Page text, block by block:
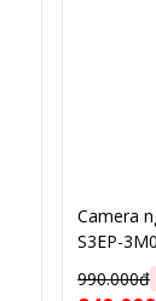
Camera
S3EP-
990.000đ